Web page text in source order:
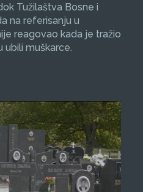
Tužilaštva Bosne i
na referisanju u
reagovao kada je tražio
ubili muškarce.